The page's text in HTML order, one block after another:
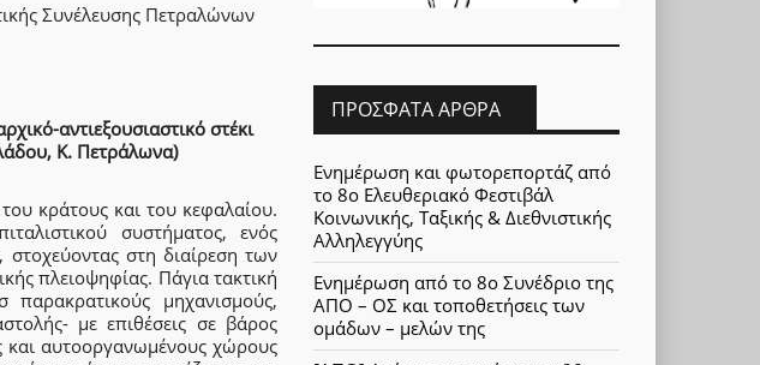
Συνέλευσης Πετραλώνων
αντιεξουσιαστικό στέκι
Κ. Πετράλωνα)
κράτους και του κεφαλαίου.
συστήματος, ενός
στοχεύοντας στη διαίρεση των
πλειοψηφίας. Πάγια τακτική
παρακρατικούς μηχανισμούς,
με επιθέσεις σε βάρος
αυτοοργανωμένους χώρους
ΠΡΌΣΦΑΤΑ ΆΡΘΡΑ
Ενημέρωση και φωτορεπορτάζ από
το 8ο Ελευθεριακό Φεστιβάλ
Κοινωνικής, Ταξικής & Διεθνιστικής
Αλληλεγγύης
Ενημέρωση από το 8ο Συνέδριο της
ΑΠΟ – ΟΣ και τοποθετήσεις των
ομάδων – μελών της